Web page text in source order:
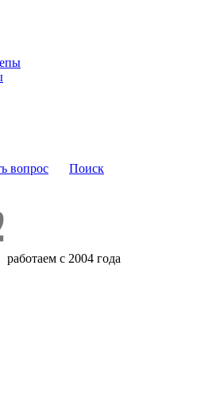
вопрос Поиск
работаем с 2004 года